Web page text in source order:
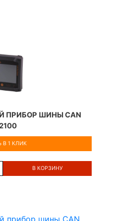
ПРИБОР ШИНЫ CAN
В 1 КЛИК
В КОРЗИНУ